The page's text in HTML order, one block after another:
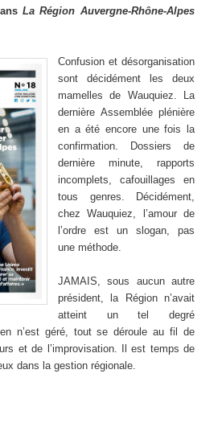
La Région Auvergne-Rhône-Alpes
Confusion et désorganisation
sont décidément les deux
mamelles de Wauquiez. La
dernière Assemblée plénière
en a été encore une fois la
confirmation. Dossiers de
dernière minute, rapports
incomplets, cafouillages en
tous genres. Décidément,
chez Wauquiez, l’amour de
l’ordre est un slogan, pas
une méthode.
JAMAIS, sous aucun autre
président, la Région n’avait
atteint un tel degré
n’est géré, tout se déroule au fil de
et de l’improvisation. Il est temps de
dans la gestion régionale.